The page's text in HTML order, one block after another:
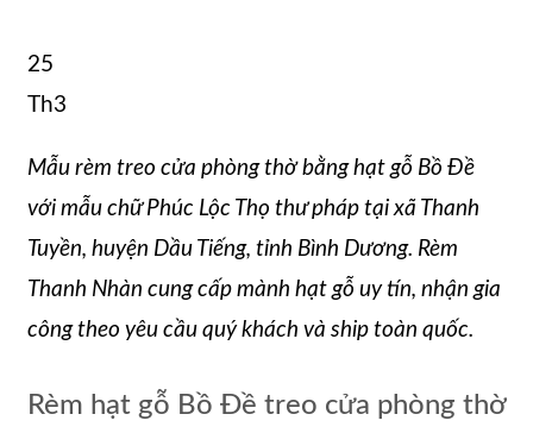
25
Th3
Mẫu rèm treo cửa phòng thờ bằng hạt gỗ Bồ Đề
với mẫu chữ Phúc Lộc Thọ thư pháp tại xã Thanh
Tuyền, huyện Dầu Tiếng, tỉnh Bình Dương. Rèm
Thanh Nhàn cung cấp mành hạt gỗ uy tín, nhận gia
công theo yêu cầu quý khách và ship toàn quốc.
Rèm hạt gỗ Bồ Đề treo cửa phòng thờ